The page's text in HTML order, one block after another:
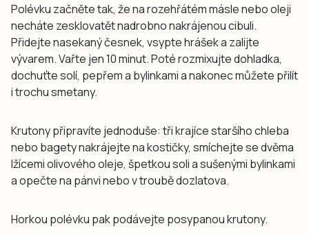
Polévku začněte tak, že na rozehřátém másle nebo oleji
necháte zesklovatět nadrobno nakrájenou cibuli.
Přidejte nasekaný česnek, vsypte hrášek a zalijte
vývarem. Vařte jen 10 minut. Poté rozmixujte dohladka,
dochuťte solí, pepřem a bylinkami a nakonec můžete přilít
i trochu smetany.
Krutony připravíte jednoduše: tři krajíce staršího chleba
nebo bagety nakrájejte na kostičky, smíchejte se dvěma
lžícemi olivového oleje, špetkou soli a sušenými bylinkami
a opečte na pánvi nebo v troubě dozlatova.
Horkou polévku pak podávejte posypanou krutony.